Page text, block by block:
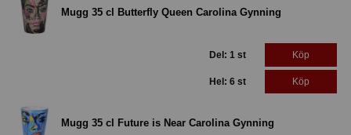
Mugg 35 cl Butterfly Queen Carolina Gynning
Del: 1 st Köp
Hel: 6 st Köp
Mugg 35 cl Future is Near Carolina Gynning